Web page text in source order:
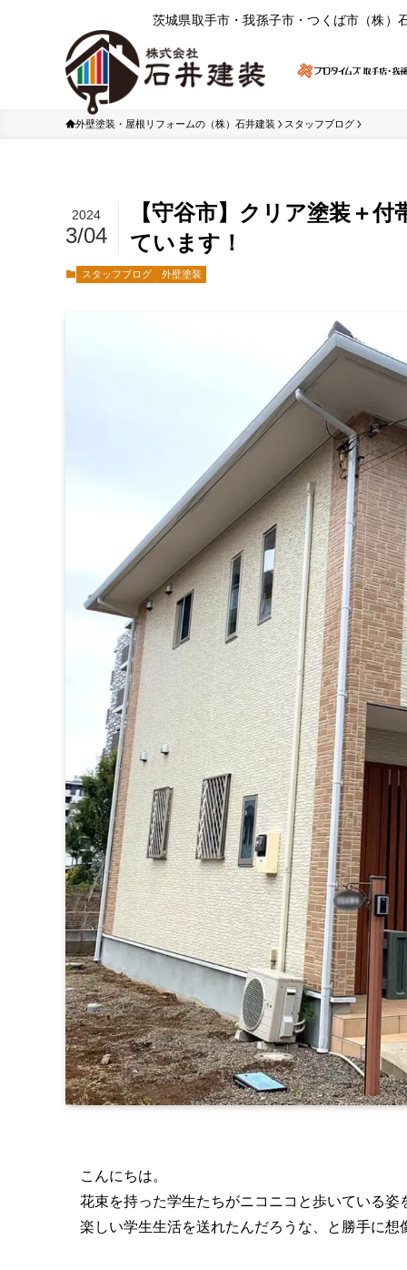
茨城県取⼿市・我孫⼦市・つくば市（株）
外壁塗装・屋根リフォームの（株）石井建装 スタッフブログ
【守谷市】クリア塗装＋
ています！
2024
3/04
スタッフブログ 外壁塗装
こんにちは。
花束を持った学生たちがニコニコと歩いている
楽しい学生生活を送れたんだろうな、と勝手に想